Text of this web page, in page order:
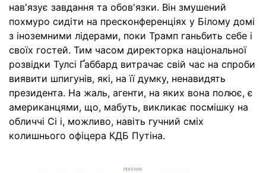
нав'язує завдання та обов'язки. Він змушений
похмуро сидіти на пресконференціях у Білому домі
з іноземними лідерами, поки Трамп ганьбить себе і
своїх гостей. Тим часом директорка національної
розвідки Тулсі Ґаббард витрачає свій час на спроби
виявити шпигунів, які, на її думку, ненавидять
президента. На жаль, агенти, на яких вона полює, є
американцями, що, мабуть, викликає посмішку на
обличчі Сі і, можливо, навіть гучний сміх
колишнього офіцера КДБ Путіна.
РЕКЛАМА